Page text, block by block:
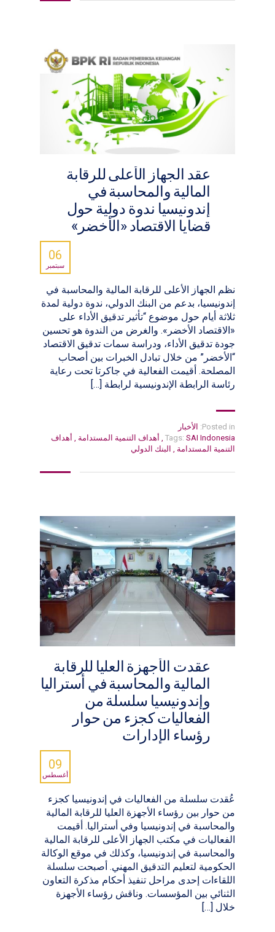
عقد الجهاز الأعلى للرقابة
المالية والمحاسبة في
إندونيسيا ندوة دولية حول
قضايا الاقتصاد «الأخضر»
06
سبتمبر
نظم الجهاز الأعلى للرقابة المالية والمحاسبة في
إندونيسيا، بدعم من البنك الدولي، ندوة دولية لمدة
ثلاثة أيام حول موضوع “تأثير تدقيق الأداء على
«الاقتصاد الأخضر». والغرض من الندوة هو تحسين
جودة تدقيق الأداء، ودراسة سمات تدقيق الاقتصاد
“الأخضر” من خلال تبادل الخبرات بين أصحاب
المصلحة. أقيمت الفعالية في جاكرتا تحت رعاية
رئاسة الرابطة الإندونيسية لرابطة […]
Posted in: الأخبار
Tags: SAI Indonesia
, أهداف التنمية المستدامة , أهداف
التنمية المستدامة , البنك الدولي
عقدت الأجهزة العليا للرقابة
المالية والمحاسبة في أستراليا
وإندونيسيا سلسلة من
الفعاليات كجزء من حوار
رؤساء الإدارات
09
أغسطس
عُقدت سلسلة من الفعاليات في إندونيسيا كجزء
من حوار بين رؤساء الأجهزة العليا للرقابة المالية
والمحاسبة في إندونيسيا وفي أستراليا. أقيمت
الفعاليات في مكتب الجهاز الأعلى للرقابة المالية
والمحاسبة في إندونيسيا، وكذلك في موقع الوكالة
الحكومية لتعليم التدقيق المهني. أصبحت سلسلة
اللقاءات إحدى مراحل تنفيذ أحكام مذكرة التعاون
الثنائي بين المؤسسات. وناقش رؤساء الأجهزة
خلال […]